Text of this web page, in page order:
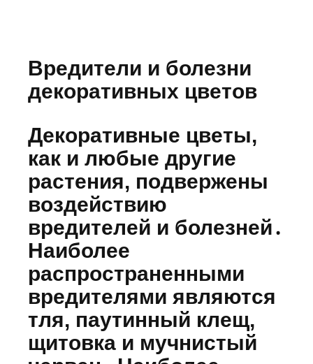
Вредители и болезни
декоративных цветов
Декоративные цветы,
как и любые другие
растения, подвержены
воздействию
вредителей и болезней․
Наиболее
распространенными
вредителями являются
тля, паутинный клещ,
щитовка и мучнистый